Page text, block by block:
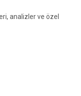
analizler ve özel